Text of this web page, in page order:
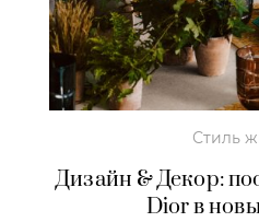
Стиль
Дизайн & Декор:
Dior в